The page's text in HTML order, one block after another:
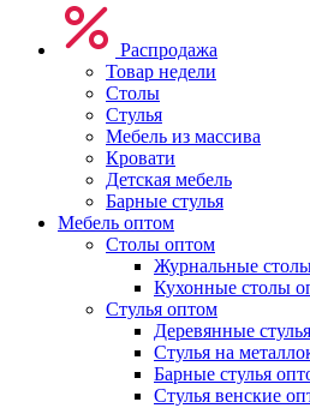
Распродажа
Товар недели
Столы
Стулья
Мебель из массива
Кровати
Детская мебель
Барные стулья
Мебель оптом
Столы оптом
Журнальные
Кухонные столы
Стулья оптом
Деревянные
Стулья на
Барные стулья
Стулья венские